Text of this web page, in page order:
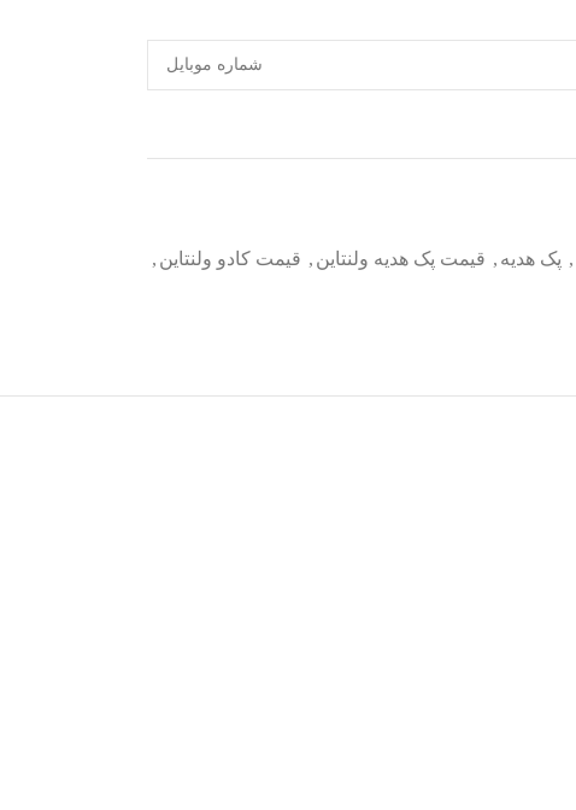
, پک هدیه , قیمت پک هدیه ولنتاین , قیمت کادو ولنتاین ,